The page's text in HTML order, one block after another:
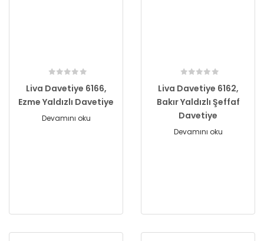
Liva Davetiye 6166,
Ezme Yaldızlı Davetiye
Devamını oku
Liva Davetiye 6162,
Bakır Yaldızlı Şeffaf
Davetiye
Devamını oku